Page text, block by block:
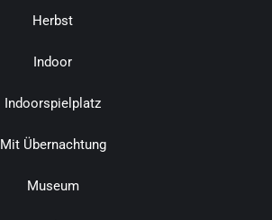
Herbst
Indoor
Indoorspielplatz
Mit Übernachtung
Museum